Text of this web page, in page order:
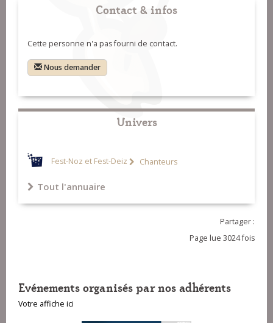
Contact & infos
Cette personne n'a pas fourni de contact.
Nous demander
Univers
Fest-Noz et Fest-Deiz Chanteurs
Tout l'annuaire
Partager :
Page lue 3024 fois
Evénements organisés par nos adhérents
Votre affiche ici